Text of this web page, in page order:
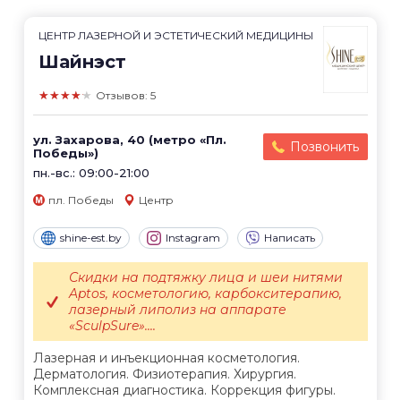
ЦЕНТР ЛАЗЕРНОЙ И ЭСТЕТИЧЕСКИЙ МЕДИЦИНЫ
Шайнэст
★★★★★ Отзывов: 5
ул. Захарова, 40 (метро «Пл.
Победы»)
пн.-вс.: 09:00-21:00
Позвонить
пл. Победы Центр
shine-est.by Instagram Написать
Лазерная и инъекционная косметология.
Дерматология. Физиотерапия. Хирургия.
Комплексная диагностика. Коррекция фигуры.
Скидки на подтяжку лица и шеи нитями
Aptos, косметологию, карбокситерапию,
лазерный липолиз на аппарате
«SculpSure»....